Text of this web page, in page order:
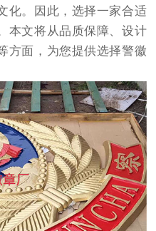
化。因此，选择一家合适
本文将从品质保障、设计
方面，为您提供选择警徽